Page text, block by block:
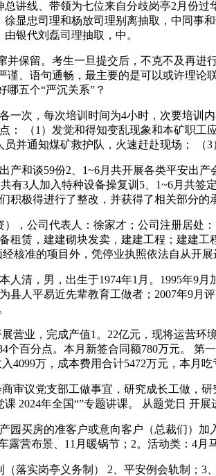
线、带领为七位来自分歧岗亭2月份过
显忠司理和杨放司理别离抽取，中同事
银代刘磊司理抽取，中。
留。考生一旦提交后，不克不及再进
、语句通畅，最主要的是可以或许理论
哪五个“严沉关系”？
次，每次培训时间为4小时，次要培训
（1）发觉和得知变乱现象和本矿职工
并通知煤矿救护队，火速赶赴现场； （
谈59份2、1~6月共开展各类平安出产
有3人加入特种设备操复训5、1~6月共
极得进行了整改，并获得了相关部分的
公司代表人：徐家才；公司注册居处
赁，建建砌块发卖，建建工程；建建
核准的项目外，凭停业执照依法自从开展
，男，出生于1974年1月。1995年9月
人平易近先辈教育工做者；2007年9月
业，完成产值1。22亿元，现将运营环
百分点。本月新签合同额780万元。 第
4099万，成本费用合计5472万元，本月吃
议党支部工做事宜，研究成长工做，研
年全国“”专题讲课。 从题党日 开展
买房的准客户或意向客户（总裁们）加
营布景、11月暖锅节；2。活动类：4月
实岗亭义务制） 2、平安例会轨制；3